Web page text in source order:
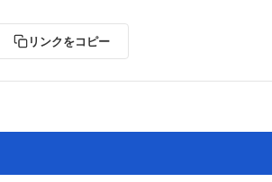
リンクをコピー